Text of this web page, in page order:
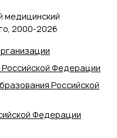
Федерации
Российской
Федерации
медицинский
2000‑2026